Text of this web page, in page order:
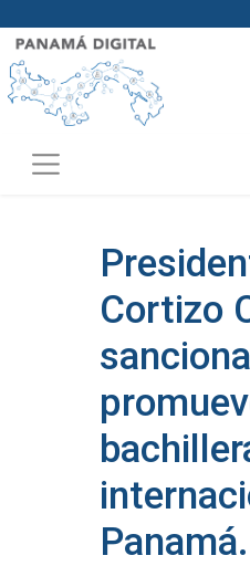
Cortizo
Panamá.